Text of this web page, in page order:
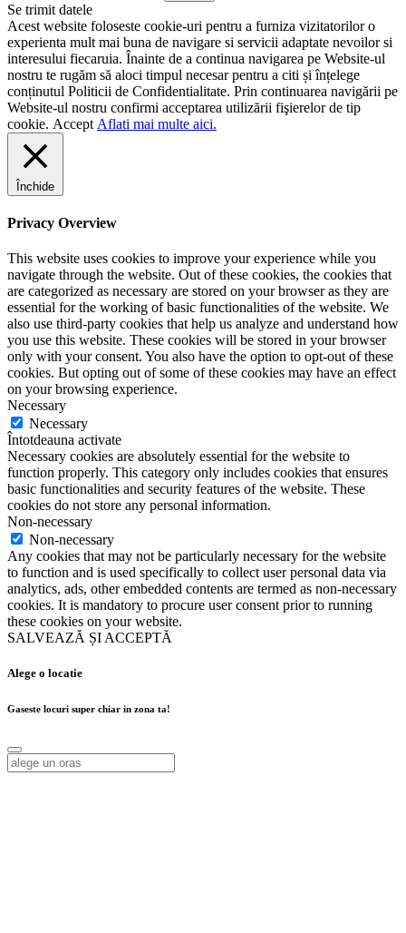
Se trimit datele
Acest website foloseste cookie-uri pentru a furniza vizitatorilor o
experienta mult mai buna de navigare si servicii adaptate nevoilor si
interesului fiecaruia. Înainte de a continua navigarea pe Website-ul
nostru te rugăm să aloci timpul necesar pentru a citi și înțelege
conținutul Politicii de Confidentialitate. Prin continuarea navigării pe
Website-ul nostru confirmi acceptarea utilizării fişierelor de tip
cookie. Accept Aflati mai multe aici.
Închide
Privacy Overview
This website uses cookies to improve your experience while you
navigate through the website. Out of these cookies, the cookies that
are categorized as necessary are stored on your browser as they are
essential for the working of basic functionalities of the website. We
also use third-party cookies that help us analyze and understand how
you use this website. These cookies will be stored in your browser
only with your consent. You also have the option to opt-out of these
cookies. But opting out of some of these cookies may have an effect
on your browsing experience.
Necessary
Necessary
Întotdeauna activate
Necessary cookies are absolutely essential for the website to
function properly. This category only includes cookies that ensures
basic functionalities and security features of the website. These
cookies do not store any personal information.
Non-necessary
Non-necessary
Any cookies that may not be particularly necessary for the website
to function and is used specifically to collect user personal data via
analytics, ads, other embedded contents are termed as non-necessary
cookies. It is mandatory to procure user consent prior to running
these cookies on your website.
SALVEAZĂ ȘI ACCEPTĂ
Alege o locatie
Gaseste locuri super chiar in zona ta!
Alege o locatie